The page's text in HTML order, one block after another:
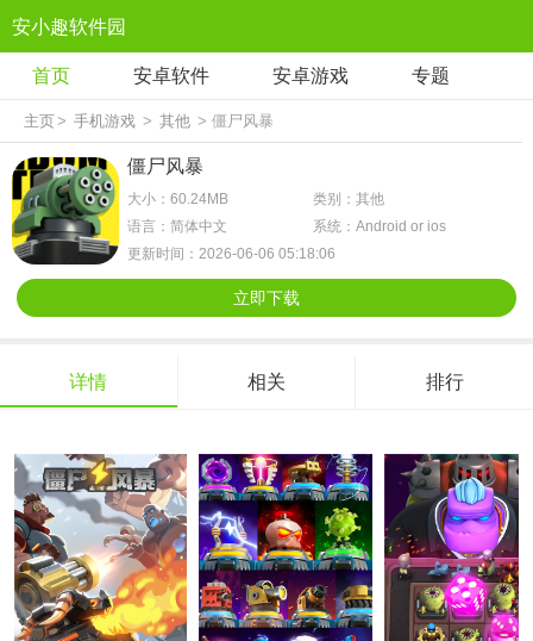
安小趣软件园
首页 安卓软件 安卓游戏 专题
主页> 手机游戏 > 其他 > 僵尸风暴
僵尸风暴
大小：60.24MB
类别：其他
语言：简体中文
系统：Android or ios
更新时间：2026-06-06 05:18:06
立即下载
详情 相关 排行